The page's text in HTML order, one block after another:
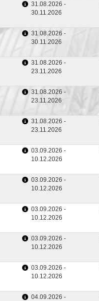
31.08.2026 -
30.11.2026
31.08.2026 -
30.11.2026
31.08.2026 -
23.11.2026
31.08.2026 -
23.11.2026
31.08.2026 -
23.11.2026
03.09.2026 -
10.12.2026
03.09.2026 -
10.12.2026
03.09.2026 -
10.12.2026
03.09.2026 -
10.12.2026
03.09.2026 -
10.12.2026
04.09.2026 -